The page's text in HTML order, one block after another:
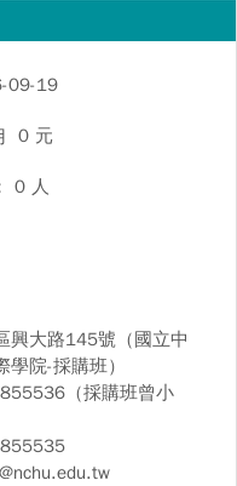
09-19
0 元
0 人
興大路145號（國立中
院-採購班）
（採購班曾小